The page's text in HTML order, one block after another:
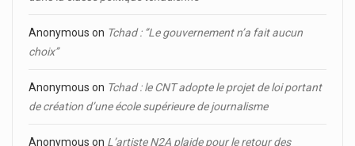
Anonymous on Tchad : ‘’Le gouvernement n’a fait aucun
choix’’
Anonymous on Tchad : le CNT adopte le projet de loi portant
de création d’une école supérieure de journalisme
Anonymous on L’artiste N2A plaide pour le retour des